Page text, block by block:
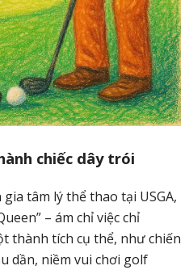
chiếc dây trói
tâm lý thể thao tại USGA,
– ám chỉ việc chỉ
thành tích cụ thể, như chiến
dần, niềm vui chơi golf